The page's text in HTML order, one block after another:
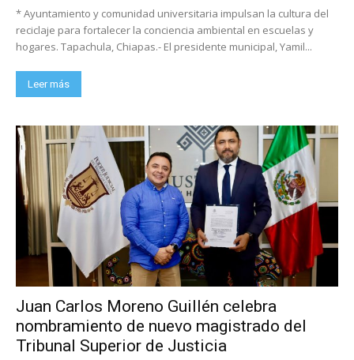
* Ayuntamiento y comunidad universitaria impulsan la cultura del
reciclaje para fortalecer la conciencia ambiental en escuelas y
hogares. Tapachula, Chiapas.- El presidente municipal, Yamil...
Leer más
Juan Carlos Moreno Guillén celebra
nombramiento de nuevo magistrado del
Tribunal Superior de Justicia